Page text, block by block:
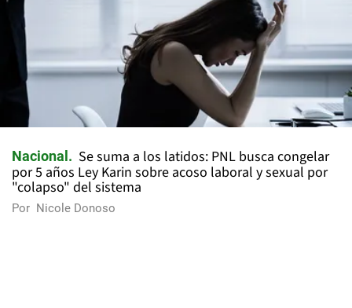
Nacional
Se suma a los latidos: PNL busca congelar
por 5 años Ley Karin sobre acoso laboral y sexual por
"colapso" del sistema
Por Nicole Donoso